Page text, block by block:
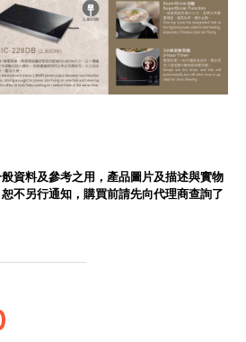
資料及參考之用，產品圖片及描述與實物
不另行通知，購買前請先向代理商查詢了